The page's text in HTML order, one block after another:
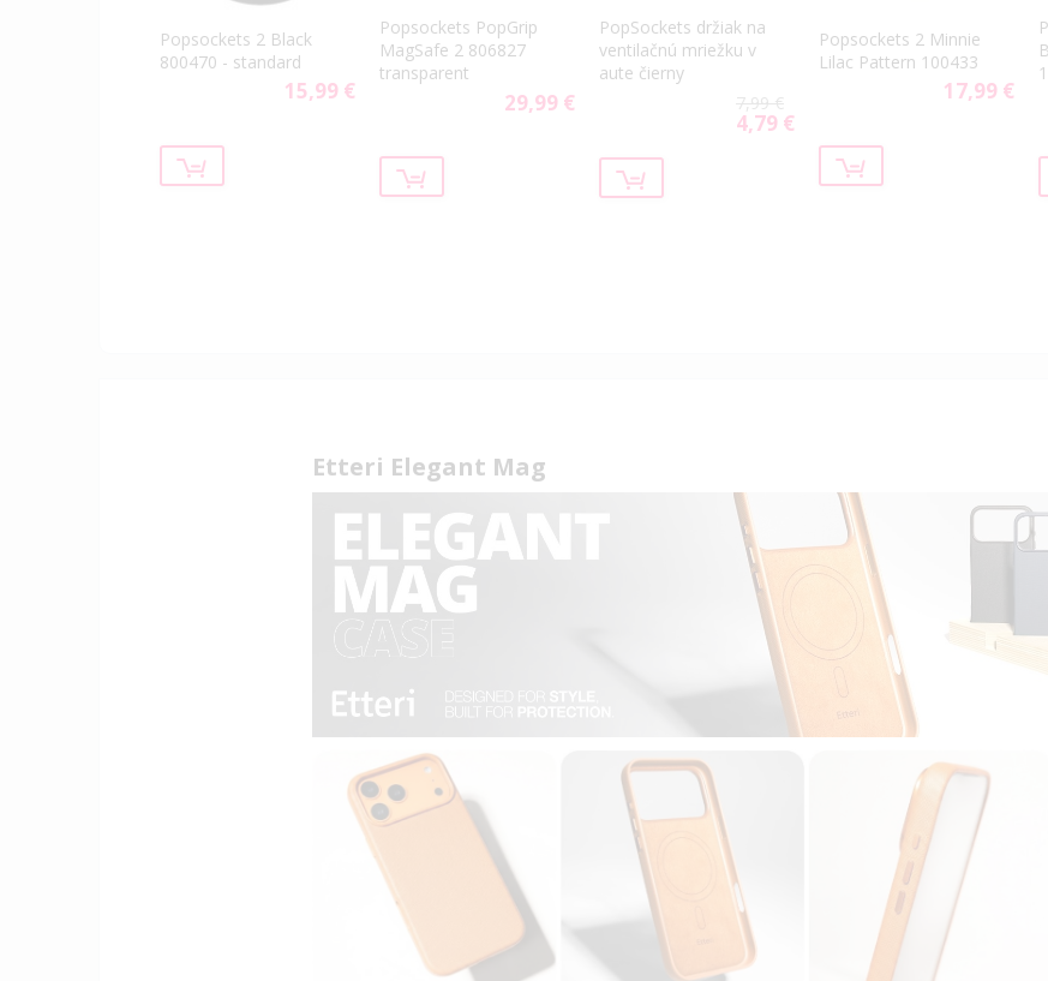
Popsockets 2 Black
800470 - standard
15,99 €
Popsockets PopGrip
MagSafe 2 806827
transparent
29,99 €
PopSockets držiak na
ventilačnú mriežku v
aute čierny
7,99 €
Special
4,79 €
Popsockets 2 Minnie
Lilac Pattern 100433
17,99 €
Etteri Elegant Mag